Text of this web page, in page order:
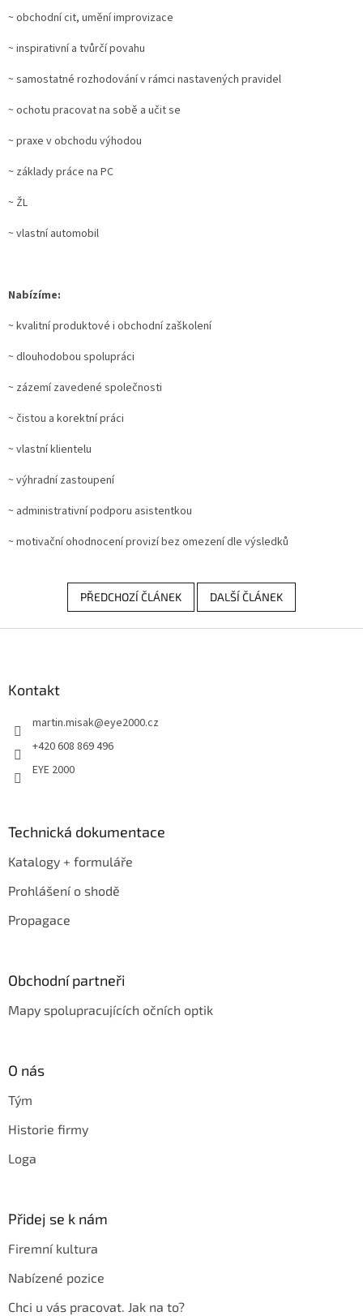
~ obchodní cit, umění improvizace
~ inspirativní a tvůrčí povahu
~ samostatné rozhodování v rámci nastavených pravidel
~ ochotu pracovat na sobě a učit se
~ praxe v obchodu výhodou
~ základy práce na PC
~ ŽL
~ vlastní automobil
Nabízíme:
~ kvalitní produktové i obchodní zaškolení
~ dlouhodobou spolupráci
~ zázemí zavedené společnosti
~ čistou a korektní práci
~ vlastní klientelu
~ výhradní zastoupení
~ administrativní podporu asistentkou
~ motivační ohodnocení provizí bez omezení dle výsledků
PŘEDCHOZÍ ČLÁNEK DALŠÍ ČLÁNEK
Kontakt
martin.misak@eye2000.cz
+420 608 869 496
EYE 2000
Technická dokumentace
Katalogy + formuláře
Prohlášení o shodě
Propagace
Obchodní partneři
Mapy spolupracujících očních optik
O nás
Tým
Historie firmy
Loga
Přidej se k nám
Firemní kultura
Nabízené pozice
Chci u vás pracovat. Jak na to?